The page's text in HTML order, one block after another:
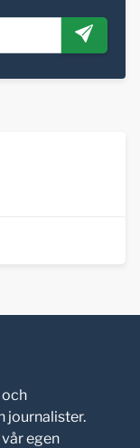
och
journalister.
egen